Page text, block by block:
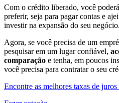
Com o crédito liberado, você
preferir, seja para pagar contas e
investir na expansão do seu negócio.
Agora, se você precisa de um
pesquisar em um lugar confiável,
comparação e tenha, em poucos
você precisa para contratar o seu
Encontre as melhores taxas de